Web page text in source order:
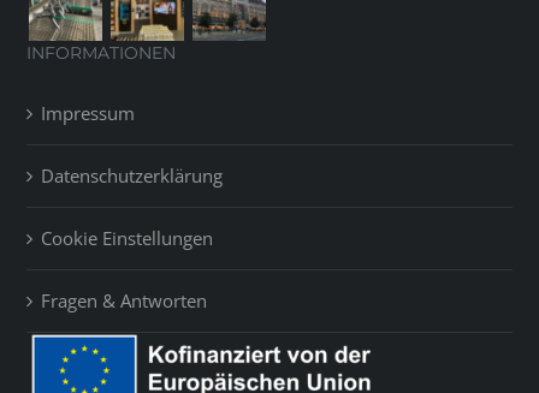
INFORMATIONEN
Impressum
Datenschutzerklärung
Cookie Einstellungen
Fragen & Antworten